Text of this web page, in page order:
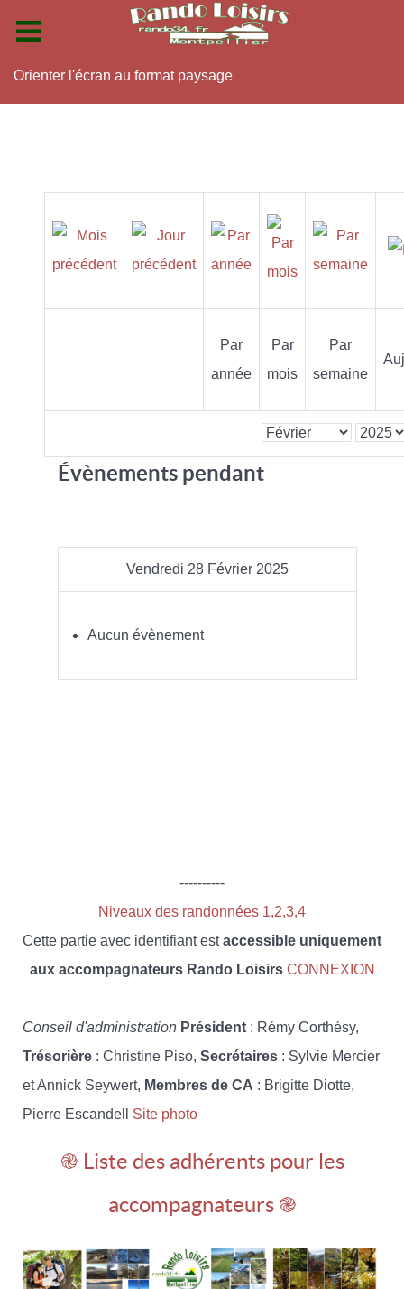
Orienter l'écran au format paysage
Par
année
Par
mois
Par
semaine
Évènements pendant
Vendredi 28 Février 2025
Aucun évènement
----------
Niveaux des randonnées 1,2,3,4
Cette partie avec identifiant estaccessible uniquement
aux accompagnateurs Rando Loisirs CONNEXION
Conseil d'administration Président : Rémy Corthésy,
Trésorière : Christine Piso, Secrétaires : Sylvie Mercier
et Annick Seywert, Membres de CA : Brigitte Diotte,
Pierre Escandell Site photo
֎ Liste des adhérents pour les
accompagnateurs ֎